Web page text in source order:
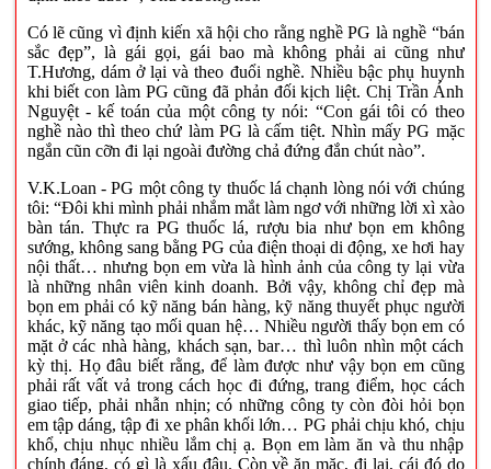
Có lẽ cũng vì định kiến xã hội cho rằng nghề PG là nghề “bán
sắc đẹp”, là gái gọi, gái bao mà không phải ai cũng như
T.Hương, dám ở lại và theo đuổi nghề. Nhiều bậc phụ huynh
khi biết con làm PG cũng đã phản đối kịch liệt. Chị Trần Ánh
Nguyệt - kế toán của một công ty nói: “Con gái tôi có theo
nghề nào thì theo chứ làm PG là cấm tiệt. Nhìn mấy PG mặc
ngắn cũn cỡn đi lại ngoài đường chả đứng đắn chút nào”.
V.K.Loan - PG một công ty thuốc lá chạnh lòng nói với chúng
tôi: “Đôi khi mình phải nhắm mắt làm ngơ với những lời xì xào
bàn tán. Thực ra PG thuốc lá, rượu bia như bọn em không
sướng, không sang bằng PG của điện thoại di động, xe hơi hay
nội thất… nhưng bọn em vừa là hình ảnh của công ty lại vừa
là những nhân viên kinh doanh. Bởi vậy, không chỉ đẹp mà
bọn em phải có kỹ năng bán hàng, kỹ năng thuyết phục người
khác, kỹ năng tạo mối quan hệ… Nhiều người thấy bọn em có
mặt ở các nhà hàng, khách sạn, bar… thì luôn nhìn một cách
kỳ thị. Họ đâu biết rằng, để làm được như vậy bọn em cũng
phải rất vất vả trong cách học đi đứng, trang điểm, học cách
giao tiếp, phải nhẫn nhịn; có những công ty còn đòi hỏi bọn
em tập dáng, tập đi xe phân khối lớn… PG phải chịu khó, chịu
khổ, chịu nhục nhiều lắm chị ạ. Bọn em làm ăn và thu nhập
chính đáng, có gì là xấu đâu. Còn về ăn mặc, đi lại, cái đó do